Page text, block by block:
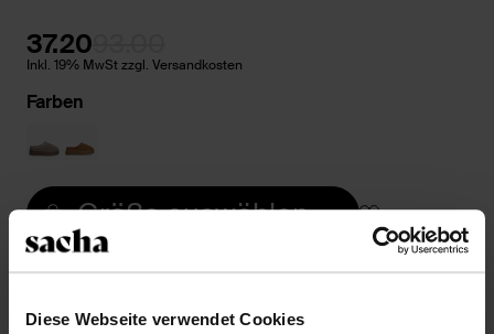
Diese Webseite verwendet Cookies
37.20
Inkl. 19% MwSt zzgl. Versandkosten
Farben
Größe auswählen
Trusted Shop-Gütesiegel
Rechnungskauf